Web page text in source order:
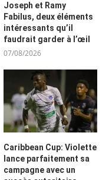
Joseph et Ramy
Fabilus, deux éléments
intéressants qu’il
faudrait garder à l’œil
07/08/2026
Caribbean Cup: Violette
lance parfaitement sa
campagne avec un